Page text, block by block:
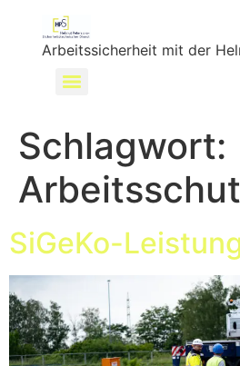
Arbeitssicherheit mit der
Schlagwort:
SiGeKo-